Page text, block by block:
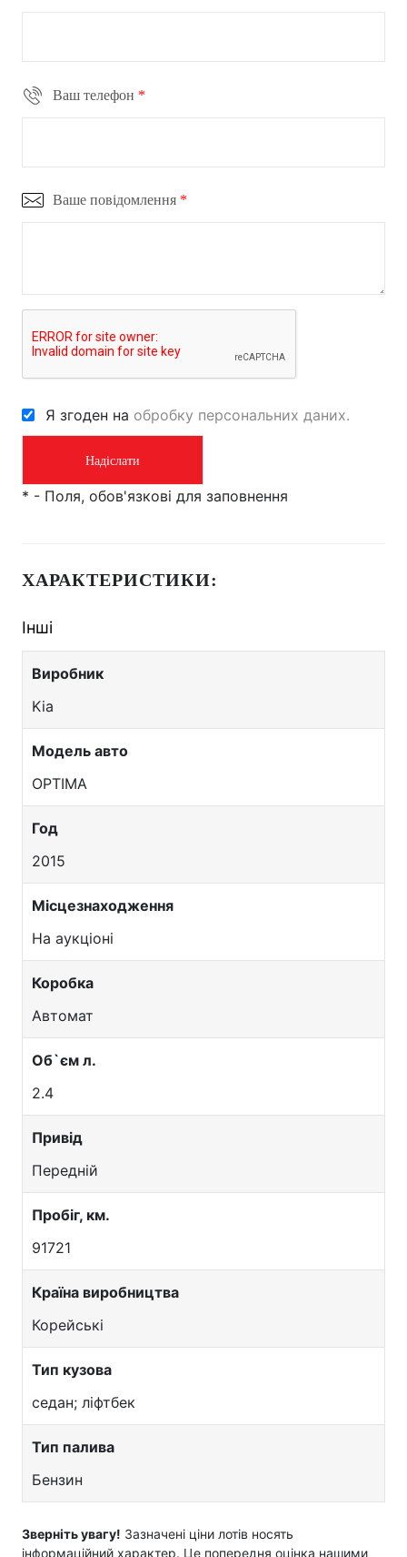
Ваш телефон *
Ваше повідомлення *
Я згоден на обробку персональних даних.
* - Поля, обов'язкові для заповнення
ХАРАКТЕРИСТИКИ:
Інші
Виробник
Kia
Модель авто
OPTIMA
Год
2015
Місцезнаходження
На аукціоні
Коробка
Автомат
Об`єм л.
2.4
Привід
Передній
Пробіг, км.
91721
Країна виробництва
Корейські
Тип кузова
седан; ліфтбек
Тип палива
Бензин
Зверніть увагу! Зазначені ціни лотів носять
інформаційний характер. Це попередня оцінка нашими